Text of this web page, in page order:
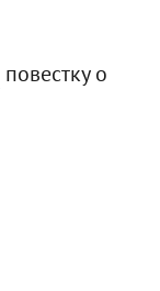
повестку о